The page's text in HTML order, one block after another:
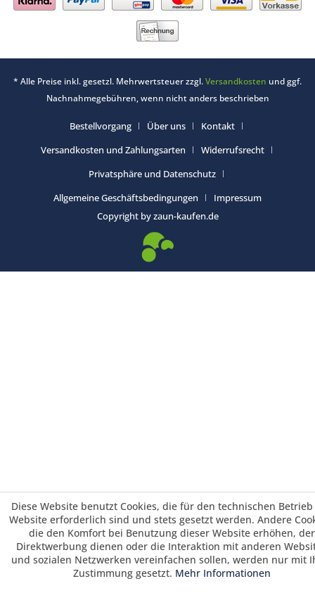
* Alle Preise inkl. gesetzl. Mehrwertsteuer zzgl.Versandkosten und ggf.
Nachnahmegebühren, wenn nicht anders beschrieben
Bestellvorgang Über uns
Kontakt
Versandkosten und Zahlungsarten
Widerrufsrecht
Privatsphäre und Datenschutz
Allgemeine Geschäftsbedingungen
Impressum
Copyright by zaun-kaufen.de
Diese Website benutzt Cookies, die für den technischen
Website erforderlich sind und stets gesetzt werden. Andere
die den Komfort bei Benutzung dieser Website erhöhen, der
Direktwerbung dienen oder die Interaktion mit anderen
und sozialen Netzwerken vereinfachen sollen, werden nur mit
Zustimmung gesetzt. Mehr Informationen